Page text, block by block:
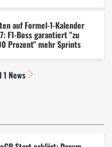
auf Formel-1-Kalender
F1-Boss garantiert "zu
Prozent" mehr Sprints
News